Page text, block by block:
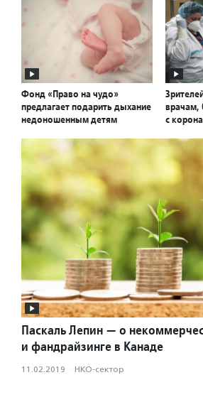
Фонд «Право на чудо»
предлагает подарить дыхание
недоношенным детям
с
Паскаль Лепин — о
и фандрайзинге в Канаде
11.02.2019 · НКО-сектор